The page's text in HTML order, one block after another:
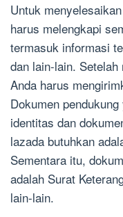
Untuk
harus melengkapi
termasuk informasi
dan lain-lain.
Anda harus
Dokumen
identitas dan
lazada butuhkan
Sementara itu,
adalah Surat
lain-lain.